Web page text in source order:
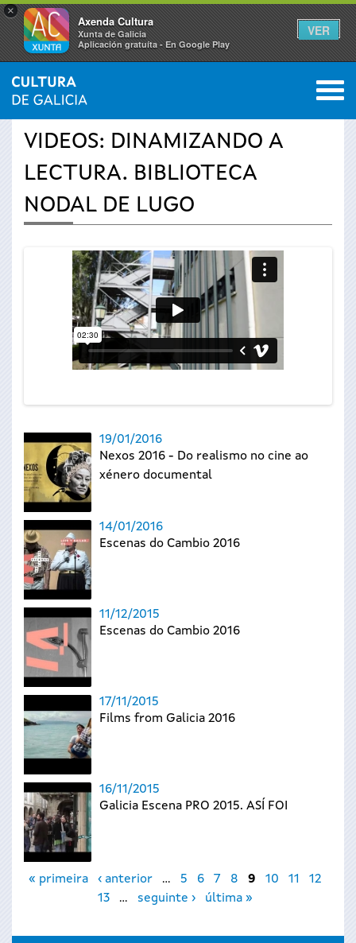
×
Axenda Cultura
Xunta de Galicia
Aplicación gratuíta - En Google Play
VER
Vostede
aquí
INICIO › ACTUALIDADE 0
VIDEOS: DINAMIZANDO A
LECTURA. BIBLIOTECA
NODAL DE LUGO
19/01/2016
Nexos 2016 - Do realismo no cine ao
xénero documental
14/01/2016
Escenas do Cambio 2016
11/12/2015
Escenas do Cambio 2016
17/11/2015
Films from Galicia 2016
16/11/2015
Galicia Escena PRO 2015. ASÍ FOI
Páxinas
« primeira ‹ anterior … 5 6 7 8 9 10 11
12
13
… seguinte › última »